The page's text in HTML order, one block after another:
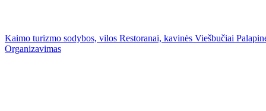
Kaimo turizmo sodybos, vilos Restoranai, kavinės Viešbučiai
Organizavimas